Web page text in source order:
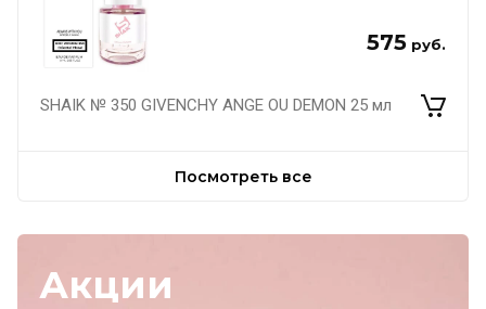
575 руб.
SHAIK № 350 GIVENCHY ANGE OU DEMON 25 мл
Посмотреть все
Акции